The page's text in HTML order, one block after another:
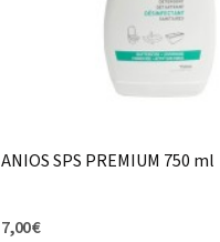
ANIOS SPS PREMIUM 750 ml
7,00 €